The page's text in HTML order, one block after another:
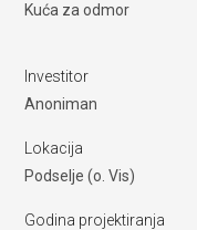
Kuća za odmor
Investitor
Anoniman
Lokacija
Podselje (o. Vis)
Godina projektiranja